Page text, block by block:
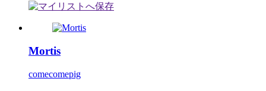
Mortis
comecomepig